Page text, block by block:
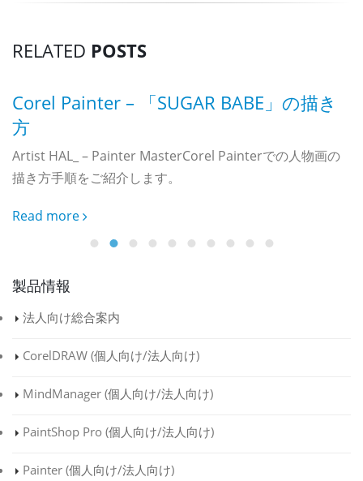
RELATED POSTS
Corel Painter – 「SUGAR BABE」の描き
方
Artist HAL_ – Painter MasterCorel Painterでの人物画の
描き方手順をご紹介します。
Read more
製品情報
法人向け総合案内
CorelDRAW (個人向け/法人向け)
MindManager (個人向け/法人向け)
PaintShop Pro (個人向け/法人向け)
Painter (個人向け/法人向け)